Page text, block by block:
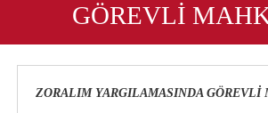
GÖREVLİ
ZORALIM YARGILAMASINDA GÖREVLİ